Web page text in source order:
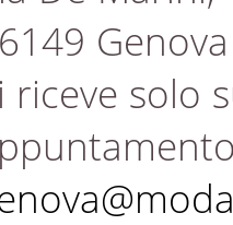
Genova
riceve solo